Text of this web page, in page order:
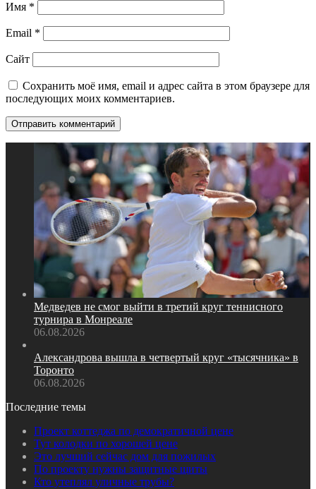
Имя *
Email *
Сайт
Сохранить моё имя, email и адрес сайта в этом браузере для
последующих моих комментариев.
Медведев не смог выйти в третий круг теннисного
турнира в Монреале
06.08.2026
Александрова вышла в четвертый круг «тысячника» в
Торонто
06.08.2026
Последние темы
Проект коттеджа по демократичной цене
Тут колодки по хорошей цене
Это лучший сейчас дом для пожилых
По проекту нужны защитные щиты
Кто утеплял уличные трубы?